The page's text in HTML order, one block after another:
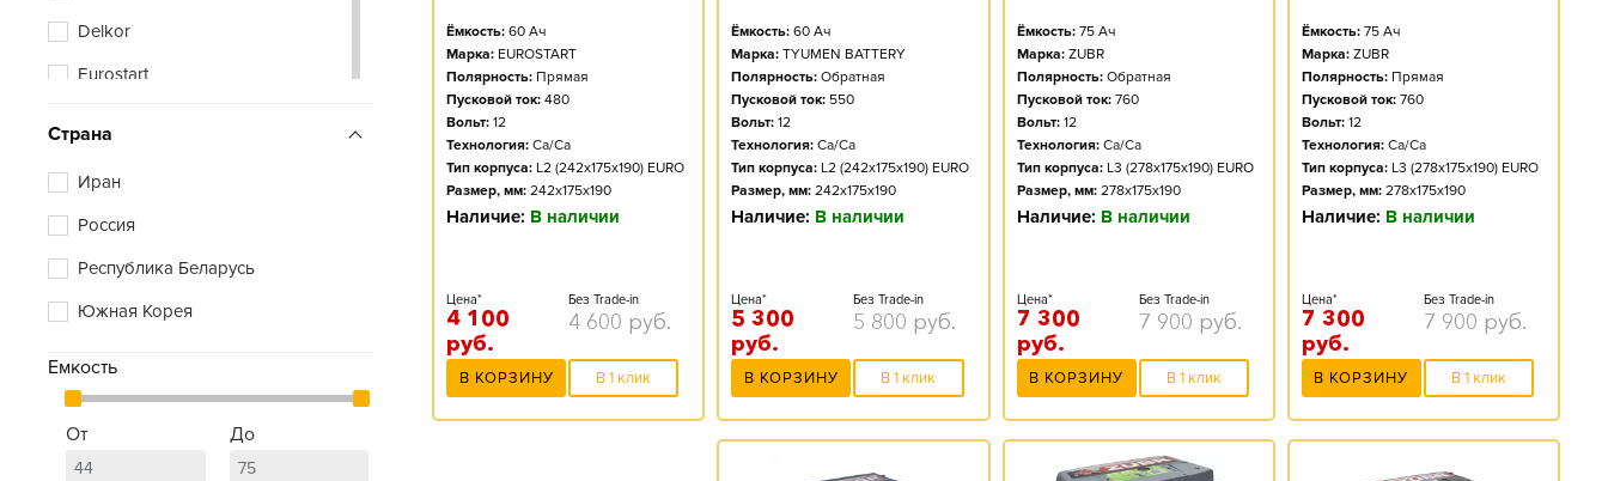
Delkor
Eurostart
Страна
Иран
Россия
Республика Беларусь
Южная Корея
Емкость
От До
Ёмкость: 60 Ач
Марка: EUROSTART
Полярность: Прямая
Пусковой ток: 480
Вольт: 12
Технология: Ca/Ca
Тип корпуса: L2 (242x175x190) EURO
Размер, мм: 242x175x190
Наличие: В наличии
Цена*
4 100
руб.
Без Trade-in
4 600 руб.
В КОРЗИНУ В 1 клик
Ёмкость: 60 Ач
Марка: TYUMEN BATTERY
Полярность: Обратная
Пусковой ток: 550
Вольт: 12
Технология: Ca/Ca
Тип корпуса: L2 (242x175x190) EURO
Размер, мм: 242x175x190
Наличие: В наличии
Цена*
5 300
руб.
Без Trade-in
5 800 руб.
В КОРЗИНУ В 1 клик
Ёмкость: 75Ач
Марка: ZUBR
Полярность: Обратная
Пусковой ток: 760
Вольт: 12
Технология: Ca/Ca
Тип корпуса: L3 (278x175x190) EURO
Размер, мм: 278x175x190
Наличие: В наличии
Цена*
7 300
руб.
Без Trade-in
7 900 руб.
В КОРЗИНУ В 1 клик
Ёмкость: 75Ач
Марка: ZUBR
Полярность: Прямая
Пусковой ток: 760
Вольт: 12
Технология: Ca/Ca
Тип корпуса: L3 (278x175x190) EURO
Размер, мм: 278x175x190
Наличие: В наличии
Цена*
7 300
руб.
Без Trade-in
7 900 руб.
В КОРЗИНУ В 1 клик